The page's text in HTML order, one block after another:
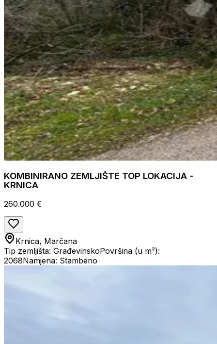
KOMBINIRANO ZEMLJIŠTE TOP LOKACIJA -
KRNICA
260.000 €
Krnica, Marčana
Tip zemljišta: GrađevinskoPovršina (u m²):
2068Namjena: Stambeno